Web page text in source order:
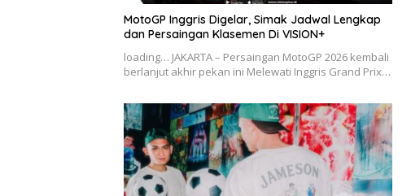
MotoGP Inggris Digelar, Simak Jadwal Lengkap
dan Persaingan Klasemen Di VISION+
loading… JAKARTA – Persaingan MotoGP 2026 kembali
berlanjut akhir pekan ini Melewati Inggris Grand Prix…